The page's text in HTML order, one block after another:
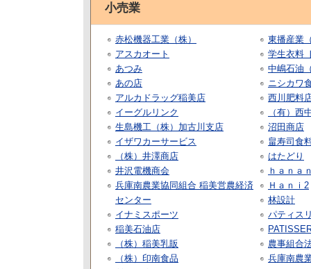
小売業
赤松機器工業（株）
アスカオート
あつみ
あの店
アルカドラッグ稲美店
イーグルリンク
生島機工（株）加古川支店
イザワカーサービス
（株）井澤商店
井沢電機商会
兵庫南農業協同組合 稲美営農経済
センター
イナミスポーツ
稲美石油店
（株）稲美乳販
（株）印南食品
東播産業
学生衣料
中嶋石油
ニシカワ
西川肥料
（有）西
沼田商店
畠寿司食
はたどり
ｈａｎａ
Ｈａｎｉ2
林設計
パティス
農事組合
兵庫南農